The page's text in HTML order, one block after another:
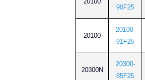
90F25
20100
20100-
91F25
20300N
20300-
85F25